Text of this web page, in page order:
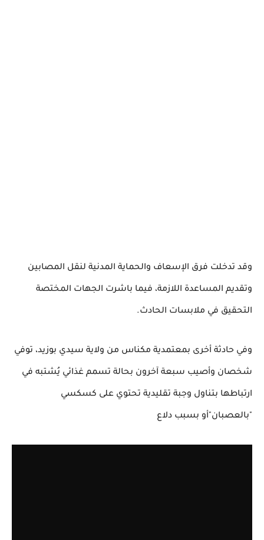
وقد تدخلت فرق الإسعاف والحماية المدنية لنقل المصابين
وتقديم المساعدة اللازمة، فيما باشرت الجهات المختصة
التحقيق في ملابسات الحادث.
وفي حادثة أخرى بمعتمدية مكناس من ولاية سيدي بوزيد، توفي
شخصان وأصيب سبعة آخرون بحالة تسمم غذائي يُشتبه في
ارتباطها بتناول وجبة تقليدية تحتوي على كسكسي
"بالعصبان"أو بسبب دلاع